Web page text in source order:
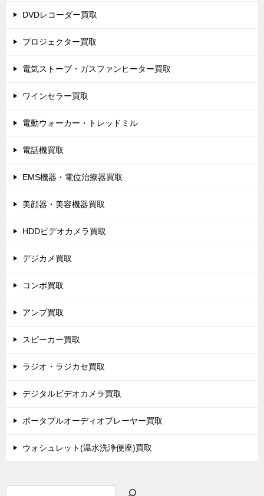
DVDレコーダー買取
プロジェクター買取
電気ストーブ・ガスファンヒーター買取
ワインセラー買取
電動ウォーカー・トレッドミル
電話機買取
EMS機器・電位治療器買取
美顔器・美容機器買取
HDDビデオカメラ買取
デジカメ買取
コンポ買取
アンプ買取
スピーカー買取
ラジオ・ラジカセ買取
デジタルビデオカメラ買取
ポータブルオーディオプレーヤー買取
ウォシュレット(温水洗浄便座)買取